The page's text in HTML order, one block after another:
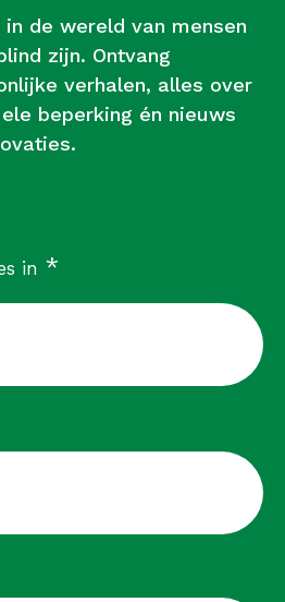
de wereld van mensen
zijn. Ontvang
verhalen, alles over
beperking én nieuws
in *verplicht